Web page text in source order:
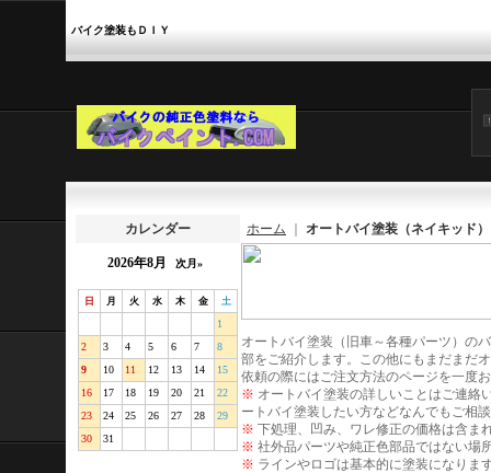
バイク塗装もＤＩＹ
カレンダー
2026年8月 次月»
日 月 火 水 木 金 土
1
2
3 4 5 6 7
8
9
10 11 12 13 14
15
16
17 18 19 20 21
22
23
24 25 26 27 28
29
30
31
ホーム オートバイ塗装（ネイキッド）
オートバイ塗装（旧車～各種パーツ）の
部をご紹介します。この他にもまだまだ
依頼の際にはご注文方法のページを一度
※ オートバイ塗装の詳しいことはご連絡
ートバイ塗装したい方などなんでもご相
※ 下処理、凹み、ワレ修正の価格は含ま
※ 社外品パーツや純正色部品ではない場
※ ラインやロゴは基本的に塗装になりま